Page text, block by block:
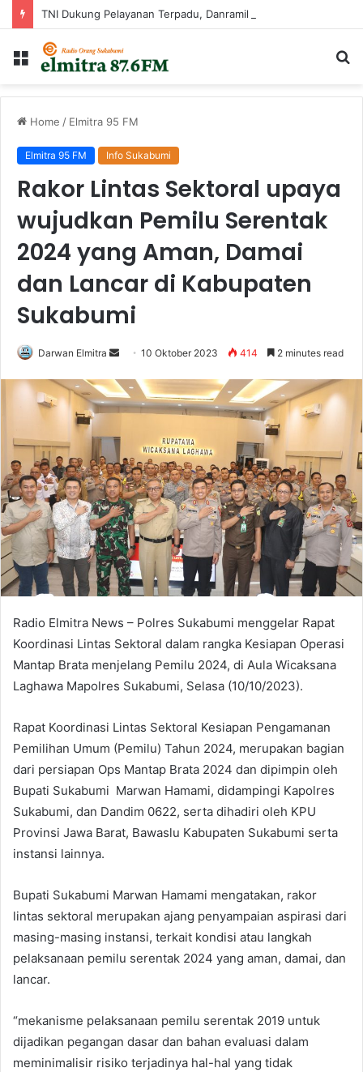
Menu
Home / Elmitra 95 FM
Elmitra 95 FM Info Sukabumi
Rakor Lintas Sektoral upaya
wujudkan Pemilu Serentak
2024 yang Aman, Damai
dan Lancar di Kabupaten
Sukabumi
Darwan Elmitra
Send
email
10 Oktober 2023 414 2 minutes read
Radio Elmitra News – Polres Sukabumi menggelar Rapat
Koordinasi Lintas Sektoral dalam rangka Kesiapan Operasi
Mantap Brata menjelang Pemilu 2024, di Aula Wicaksana
Laghawa Mapolres Sukabumi, Selasa (10/10/2023).
Rapat Koordinasi Lintas Sektoral Kesiapan Pengamanan
Pemilihan Umum (Pemilu) Tahun 2024, merupakan bagian
dari persiapan Ops Mantap Brata 2024 dan dipimpin oleh
Bupati Sukabumi Marwan Hamami, didampingi Kapolres
Sukabumi, dan Dandim 0622, serta dihadiri oleh KPU
Provinsi Jawa Barat, Bawaslu Kabupaten Sukabumi serta
instansi lainnya.
Bupati Sukabumi Marwan Hamami mengatakan, rakor
lintas sektoral merupakan ajang penyampaian aspirasi dari
masing-masing instansi, terkait kondisi atau langkah
pelaksanaan pemilu serentak 2024 yang aman, damai, dan
lancar.
“mekanisme pelaksanaan pemilu serentak 2019 untuk
dijadikan pegangan dasar dan bahan evaluasi dalam
meminimalisir risiko terjadinya hal-hal yang tidak